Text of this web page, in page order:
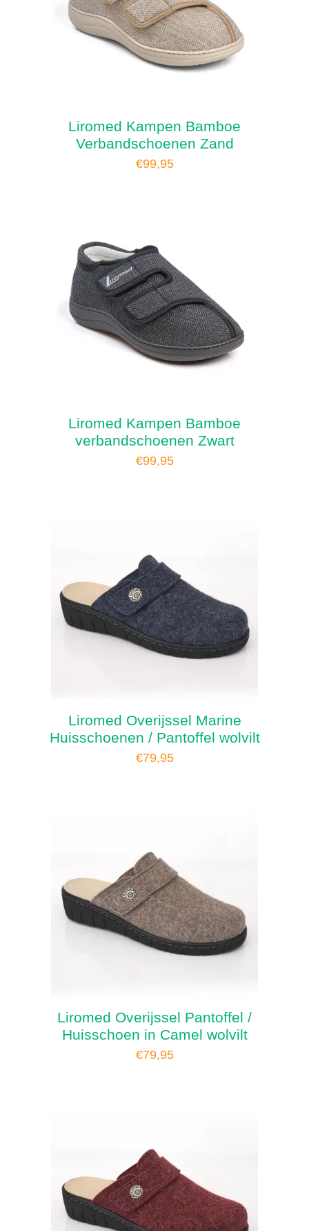
Liromed Kampen Bamboe
Verbandschoenen Zand
€99,95
Liromed Kampen Bamboe
verbandschoenen Zwart
€99,95
Liromed Overijssel Marine
Huisschoenen / Pantoffel wolvilt
€79,95
Liromed Overijssel Pantoffel /
Huisschoen in Camel wolvilt
€79,95